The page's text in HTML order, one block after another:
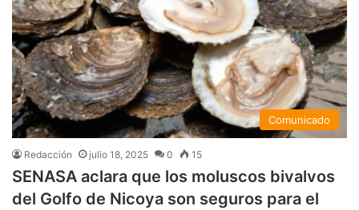
Comunicado
Redacción julio 18, 2025 0 15
SENASA aclara que los moluscos bivalvos
del Golfo de Nicoya son seguros para el